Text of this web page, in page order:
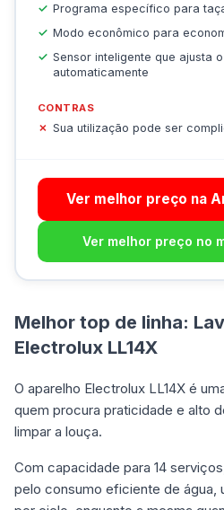
Programa específico para
Modo econômico para
Sensor inteligente que ajusta
automaticamente
CONTRAS
Sua utilização pode ser
Ver melhor preço na
Ver melhor preço no
Melhor top de linha:
Electrolux LL14X
O aparelho Electrolux LL14X é
quem procura praticidade e alto
limpar a louça.
Com capacidade para 14
pelo consumo eficiente de água,